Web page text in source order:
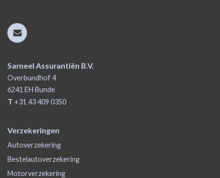
Sarneel Assurantiën B.V.
Overbundhof 4
6241 EH Bunde
T +31 43 409 0350
Verzekeringen
Autoverzekering
Bestelautoverzekering
Motorverzekering